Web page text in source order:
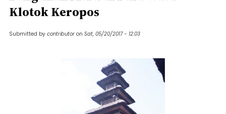
Klotok Keropos
Submitted by contributor on Sat, 05/20/2017 - 12:03